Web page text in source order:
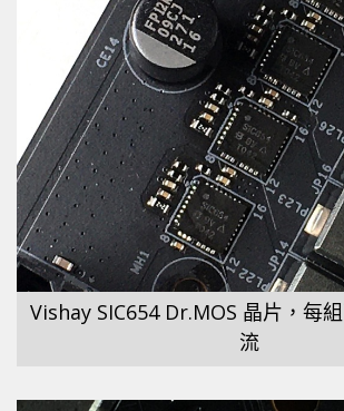
Vishay SIC654 Dr.MOS 晶片，每
流